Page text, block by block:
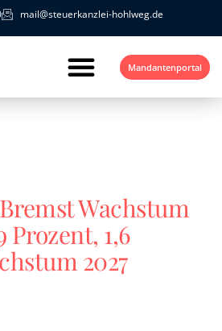
mail@steuerkanzlei-hohlweg.de
Mandantenportal
Wachstum
Prozent, 1,6
2027